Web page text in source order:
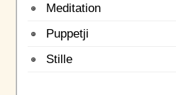
Meditation
Puppetji
Stille